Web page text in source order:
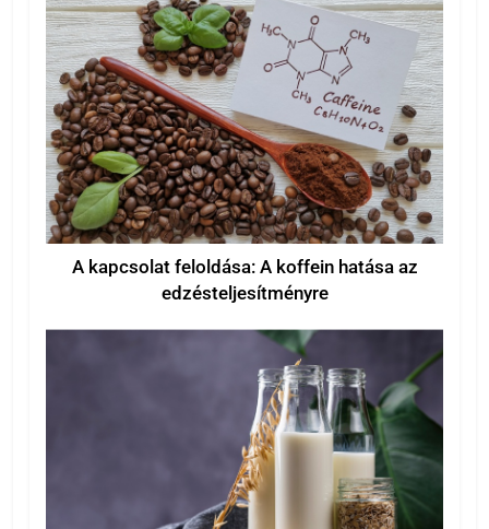
A kapcsolat feloldása: A koffein hatása az
edzésteljesítményre